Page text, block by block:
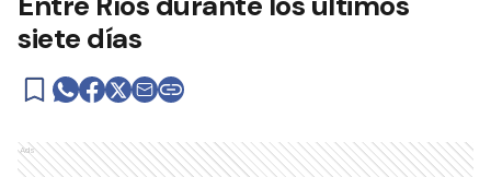
siete días
Ads